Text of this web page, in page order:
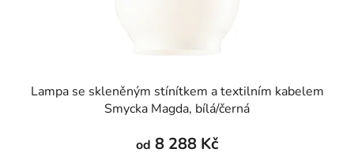
Lampa se skleněným stínítkem a textilním kabelem
Smycka Magda, bílá/černá
od 8 288 Kč